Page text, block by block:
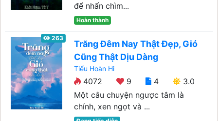
để nhấn chìm...
Hoàn thành
263
Trăng Đêm Nay Thật Đẹp, Gió
Cũng Thật Dịu Dàng
Tiểu Hoàn Hi
4072 9 4
3.0
Một câu chuyện ngược tâm là
chính, xen ngọt và ...